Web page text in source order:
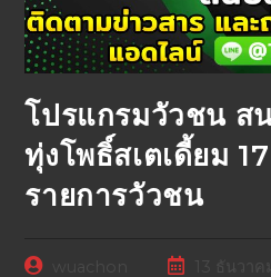
โปรแกรมวัวชน ส
ทุ่งโพธิ์สเตเดี้ยม
รายการวัวชน